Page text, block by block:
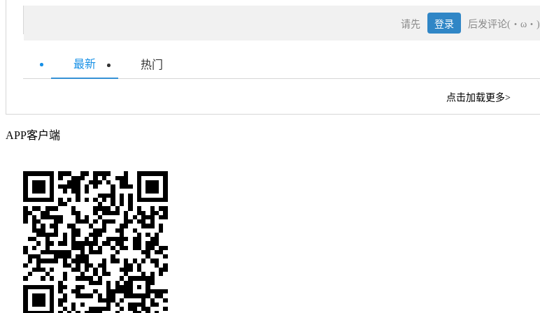
请先 登录 后发评论(・ω・)
最新 热门
点击加载更多>
APP客户端